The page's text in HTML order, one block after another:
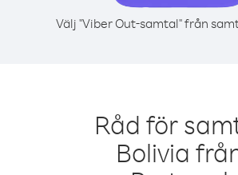
Välj "Viber Out-samtal" från
Råd för
Bolivia